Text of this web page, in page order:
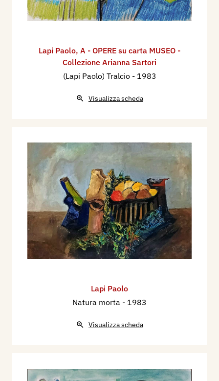
Lapi Paolo, A - OPERE su carta MUSEO -
Collezione Arianna Sartori
(Lapi Paolo) Tralcio - 1983
Visualizza scheda
Lapi Paolo
Natura morta - 1983
Visualizza scheda